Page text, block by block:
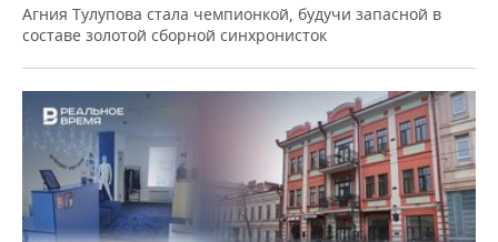
Агния Тулупова стала чемпионкой, будучи запасной в
составе золотой сборной синхронисток